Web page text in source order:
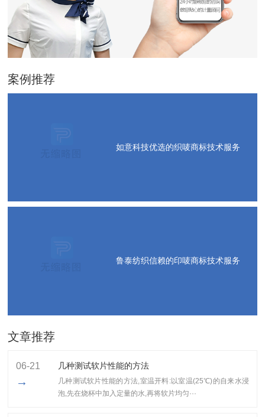
案例推荐
如意科技优选的织唛商标技术服务
鲁泰纺织信赖的印唛商标技术服务
文章推荐
06-21
→
几种测试软片性能的方法
几种测试软片性能的方法,室温开料:以室温(25℃)的自来水浸
泡,先在烧杯中加入定量的水,再将软片均匀···